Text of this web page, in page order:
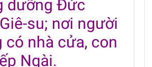
dưỡng Đức
su; nơi người
có nhà cửa, con
Ngài.